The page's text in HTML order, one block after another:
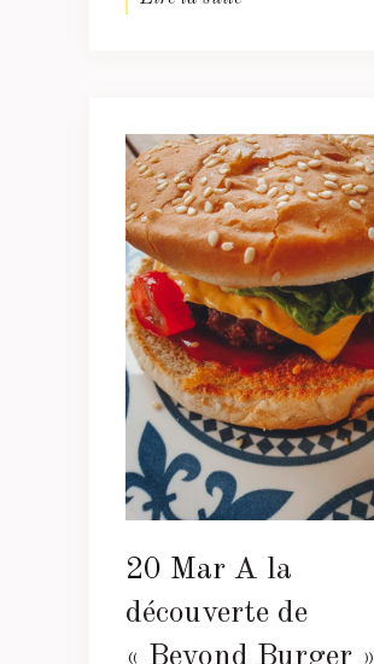
20 Mar A la
découverte de
« Beyond Burger »